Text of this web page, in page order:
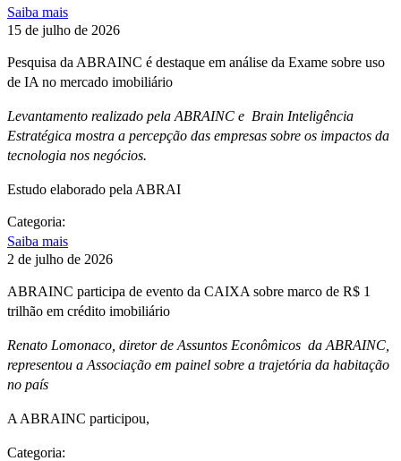
Saiba mais
15 de julho de 2026
Pesquisa da ABRAINC é destaque em análise da Exame sobre uso
de IA no mercado imobiliário
Levantamento realizado pela ABRAINC e Brain Inteligência
Estratégica mostra a percepção das empresas sobre os impactos da
tecnologia nos negócios.
Estudo elaborado pela ABRAI
Categoria:
Saiba mais
2 de julho de 2026
ABRAINC participa de evento da CAIXA sobre marco de R$ 1
trilhão em crédito imobiliário
Renato Lomonaco, diretor de Assuntos Econômicos da ABRAINC,
representou a Associação em painel sobre a trajetória da habitação
no país
A ABRAINC participou,
Categoria: